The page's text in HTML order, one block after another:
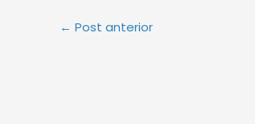
← Post anterior